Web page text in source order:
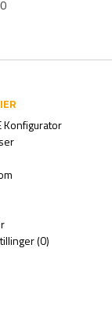
Konfigurator
(0)